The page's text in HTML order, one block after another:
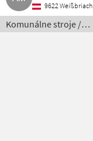
9622 Weißbriach
Komunálne stroje /
Spádová kosačka